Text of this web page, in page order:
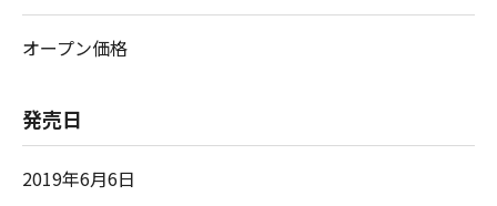
オープン価格
発売日
2019年6月6日